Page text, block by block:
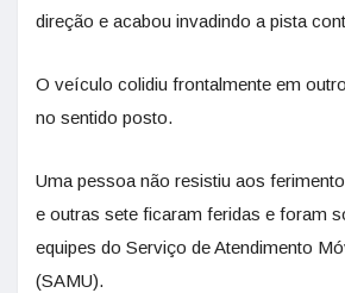
direção e acabou invadindo a pista
O veículo colidiu frontalmente em
no sentido posto.
Uma pessoa não resistiu aos
e outras sete ficaram feridas e foram
equipes do Serviço de Atendimento
(SAMU).